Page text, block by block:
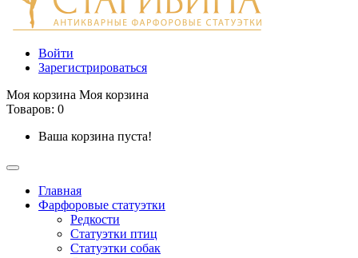
Войти
Зарегистрироваться
Моя корзина Моя корзина
Товаров: 0
Ваша корзина пуста!
Главная
Фарфоровые статуэтки
Редкости
Cтатуэтки птиц
Cтатуэтки собак